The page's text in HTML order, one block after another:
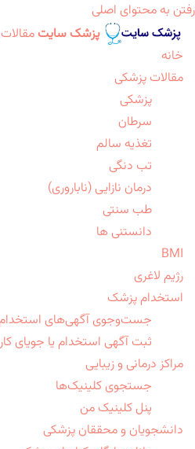
رفتن به محتوای اصلی
پزشک سایت
خانه
مقالات پزشکی
پزشکی
سرطان
تغذیه سالم
تب دنگی
درمان نازایی (ناباروری)
طب سنتی
دانستنی ها
BMI
رژیم لاغری
استخدام پزشک
جست‌وجوی آگهی‌های
ثبت آگهی استخدام یا جویای کار
مراکز درمانی و زیبایی
جستجوی کلینیک‌ها
پنل کلینیک من
دانشجویان و محققان پزشکی